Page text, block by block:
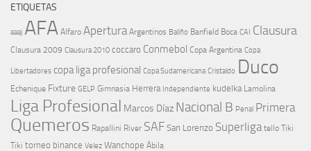
ETIQUETAS
aaaj AFA Alfaro Apertura Argentinos Baliño Banfield Boca CAI Clausura
Clausura 2009 Clausura 2010 coccaro Conmebol Copa Argentina Copa
Libertadores copa liga profesional Copa Sudamericana Cristaldo Duco
Echenique Fixture GELP Gimnasia Herrera Independiente kudelka Lamolina
Liga Profesional Marcos Díaz Nacional B Penal Primera
Quemeros Rapallini River SAF San Lorenzo Superliga tello Tiki
Tiki torneo binance Velez Wanchope Ábila